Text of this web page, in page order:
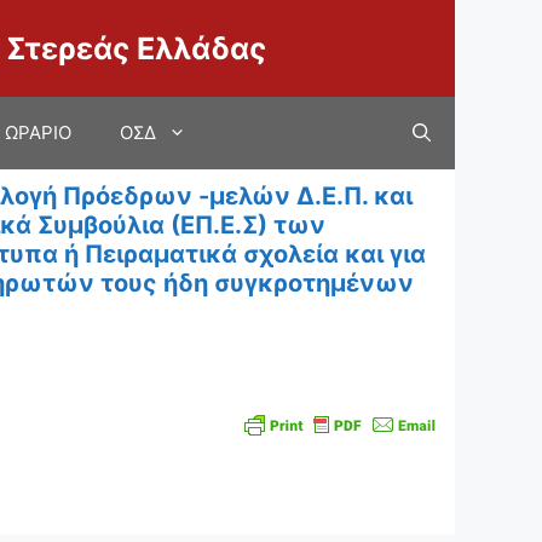
Ελλάδας
ΩΡΑΡΙΟ ΟΣΔ
Πρόεδρων -μελών Δ.Ε.Π. και
Συμβούλια (ΕΠ.Ε.Σ) των
ή Πειραματικά σχολεία και για
τους ήδη συγκροτημένων